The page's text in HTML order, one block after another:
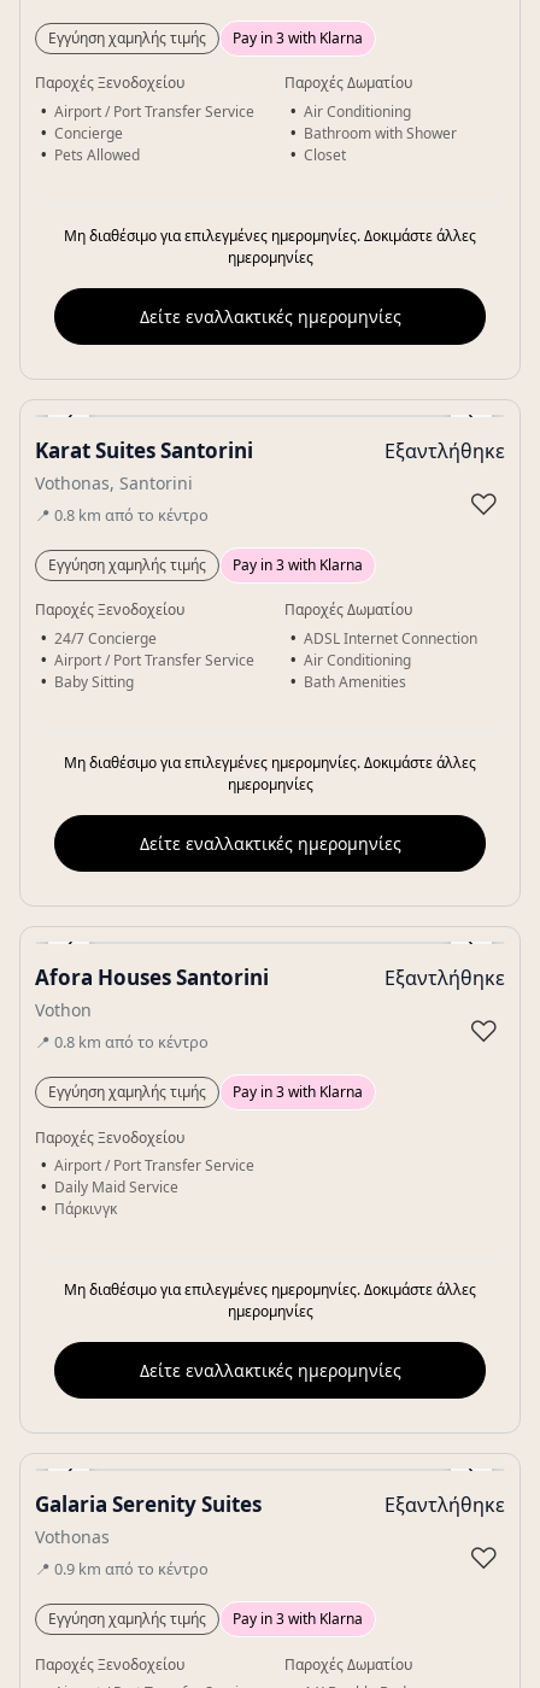
Εγγύηση χαμηλής τιμής Pay in 3 with Klarna
Παροχές Ξενοδοχείου
Airport / Port Transfer Service
Concierge
Pets Allowed
Παροχές Δωματίου
Air Conditioning
Bathroom with Shower
Closet
Μη διαθέσιμο για επιλεγμένες ημερομηνίες. Δοκιμάστε άλλες
ημερομηνίες
Δείτε εναλλακτικές ημερομηνίες
‹ ›
Gallery
Karat Suites Santorini
Vothonas, Santorini
📍 0.8 km από το κέντρο
Εξαντλήθηκε
♡
Εγγύηση χαμηλής τιμής Pay in 3 with Klarna
Παροχές Ξενοδοχείου
24/7 Concierge
Airport / Port Transfer Service
Baby Sitting
Παροχές Δωματίου
ADSL Internet Connection
Air Conditioning
Bath Amenities
Μη διαθέσιμο για επιλεγμένες ημερομηνίες. Δοκιμάστε άλλες
ημερομηνίες
Δείτε εναλλακτικές ημερομηνίες
‹ ›
Gallery
Afora Houses Santorini
Vothon
📍 0.8 km από το κέντρο
Εξαντλήθηκε
♡
Εγγύηση χαμηλής τιμής Pay in 3 with Klarna
Παροχές Ξενοδοχείου
Airport / Port Transfer Service
Daily Maid Service
Πάρκινγκ
Μη διαθέσιμο για επιλεγμένες ημερομηνίες. Δοκιμάστε άλλες
ημερομηνίες
Δείτε εναλλακτικές ημερομηνίες
‹ ›
Gallery
Galaria Serenity Suites
Vothonas
📍 0.9 km από το κέντρο
Εξαντλήθηκε
♡
Εγγύηση χαμηλής τιμής Pay in 3 with Klarna
Παροχές Ξενοδοχείου
Παροχές Δωματίου